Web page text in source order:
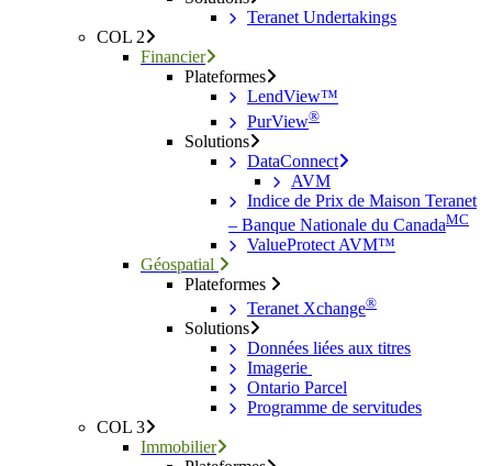
Teranet Undertakings
COL 2
Financier
Plateformes
LendView™
PurView®
Solutions
DataConnect
AVM
Indice de Prix de Maison Teranet
– Banque Nationale du CanadaMC
ValueProtect AVM™
Géospatial
Plateformes
Teranet Xchange®
Solutions
Données liées aux titres
Imagerie
Ontario Parcel
Programme de servitudes
COL 3
Immobilier